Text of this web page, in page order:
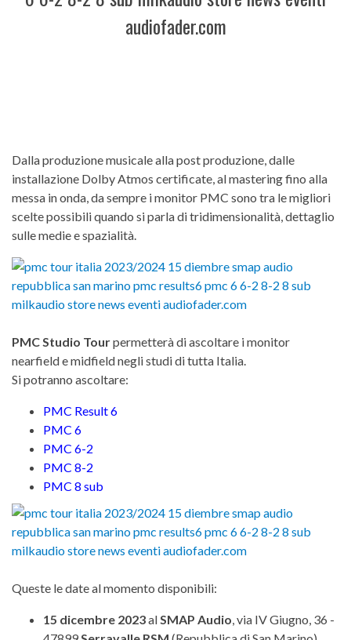
Dalla produzione musicale alla post produzione, dalle
installazione Dolby Atmos certificate, al mastering fino alla
messa in onda, da sempre i monitor PMC sono tra le migliori
scelte possibili quando si parla di tridimensionalità, dettaglio
sulle medie e spazialità.
PMC Studio Tourpermetterà di ascoltare i monitor
nearfield e midfield negli studi di tutta Italia.
Si potranno ascoltare:
PMC Result 6
PMC 6
PMC 6-2
PMC 8-2
PMC 8 sub
Queste le date al momento disponibili:
15 dicembre 2023al SMAP Audio , via IV Giugno, 36 -